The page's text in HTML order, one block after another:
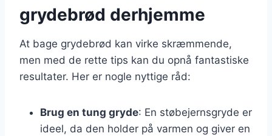
grydebrød derhjemme
At bage grydebrød kan virke skræmmende,
men med de rette tips kan du opnå fantastiske
resultater. Her er nogle nyttige råd:
Brug en tung gryde: En støbejernsgryde er
ideel, da den holder på varmen og giver en